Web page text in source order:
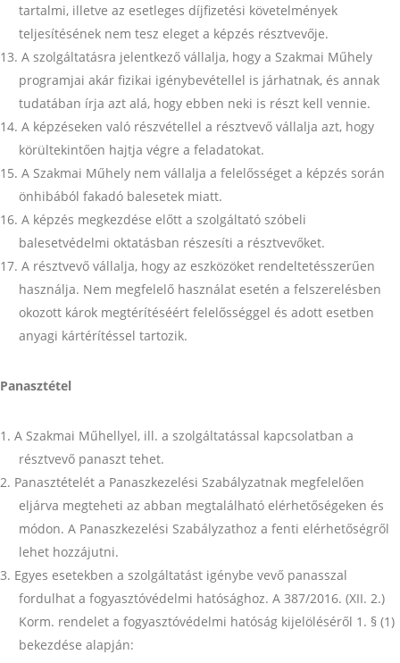
tartalmi, illetve az esetleges díjfizetési követelmények
teljesítésének nem tesz eleget a képzés résztvevője.
A szolgáltatásra jelentkező vállalja, hogy a Szakmai Műhely
programjai akár fizikai igénybevétellel is járhatnak, és annak
tudatában írja azt alá, hogy ebben neki is részt kell vennie.
A képzéseken való részvétellel a résztvevő vállalja azt, hogy
körültekintően hajtja végre a feladatokat.
A Szakmai Műhely nem vállalja a felelősséget a képzés során
önhibából fakadó balesetek miatt.
A képzés megkezdése előtt a szolgáltató szóbeli
balesetvédelmi oktatásban részesíti a résztvevőket.
A résztvevő vállalja, hogy az eszközöket rendeltetésszerűen
használja. Nem megfelelő használat esetén a felszerelésben
okozott károk megtérítéséért felelősséggel és adott esetben
anyagi kártérítéssel tartozik.
Panasztétel
A Szakmai Műhellyel, ill. a szolgáltatással kapcsolatban a
résztvevő panaszt tehet.
Panasztételét a Panaszkezelési Szabályzatnak megfelelően
eljárva megteheti az abban megtalálható elérhetőségeken és
módon. A Panaszkezelési Szabályzathoz a fenti elérhetőségről
lehet hozzájutni.
Egyes esetekben a szolgáltatást igénybe vevő panasszal
fordulhat a fogyasztóvédelmi hatósághoz. A 387/2016. (XII. 2.)
Korm. rendelet a fogyasztóvédelmi hatóság kijelöléséről 1. § (1)
bekezdése alapján: